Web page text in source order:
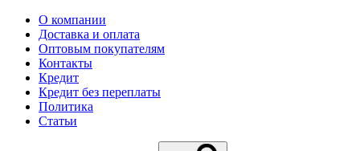
О компании
Доставка и оплата
Оптовым покупателям
Контакты
Кредит
Кредит без переплаты
Политика
Статьи